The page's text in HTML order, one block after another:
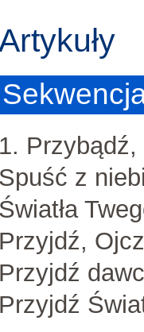
1.
Spuść z
Światła
Przyjdź,
Przyjdź
Przyjdź